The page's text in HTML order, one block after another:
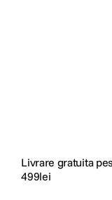
Livrare gratuita
499lei